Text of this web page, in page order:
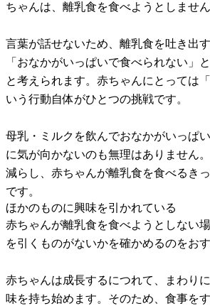
ちゃんは、離乳食を食べようとしません
言葉が話せないため、離乳食を吐き出
「おなかがいっぱいで食べられない」
と考えられます。赤ちゃんにとっては
いう行動自体がひとつの挑戦です。
母乳・ミルクを飲んでおなかがいっぱ
に気が向かないのも無理はありません
減らし、赤ちゃんが離乳食を食べるき
です。
ほかのものに興味を引かれている
赤ちゃんが離乳食を食べようとしない
を引くものがないかを確かめるのをおす
赤ちゃんは成長するにつれて、まわり
味を持ち始めます。そのため、食事を